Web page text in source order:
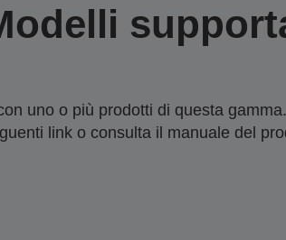
uno o più prodotti di questa
link o consulta il manuale del